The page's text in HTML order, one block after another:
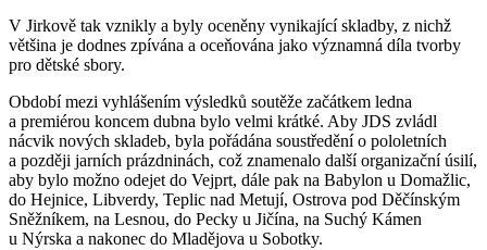
V Jirkově tak vznikly a byly oceněny vynikající skladby, z nichž
většina je dodnes zpívána a oceňována jako významná díla tvorby
pro dětské sbory.
Období mezi vyhlášením výsledků soutěže začátkem ledna
a premiérou koncem dubna bylo velmi krátké. Aby JDS zvládl
nácvik nových skladeb, byla pořádána soustředění o pololetních
a později jarních prázdninách, což znamenalo další organizační úsilí,
aby bylo možno odejet do Vejprt, dále pak na Babylon u Domažlic,
do Hejnice, Libverdy, Teplic nad Metují, Ostrova pod Děčínským
Sněžníkem, na Lesnou, do Pecky u Jičína, na Suchý Kámen
u Nýrska a nakonec do Mladějova u Sobotky.